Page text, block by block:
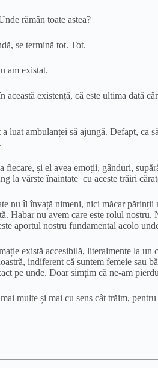
rămân toate astea?
se termină tot. Tot.
am existat.
existență, că este ultima dată
ambulanței să ajungă. Defapt, ca
și el avea emoții, gânduri,
la vârste înaintate cu aceste trăiri
nu îl învață nimeni, nici măcar
nu avem care este rolul
aportul nostru fundamental acolo
există accesibilă, literalmente la
indiferent că suntem femeie sau
pe unde. Doar simțim că ne-am
multe și mai cu sens cât trăim,